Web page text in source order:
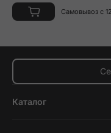
Самовывоз с
Каталог